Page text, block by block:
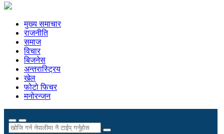
मुख्य समाचार
राजनीति
समाज
विचार
बिजनेस
अन्तरास्ट्रिय
खेल
फोटो फिचर
मनोरन्जन